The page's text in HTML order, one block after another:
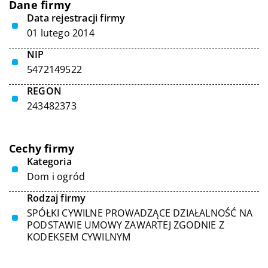
Dane firmy
Data rejestracji firmy
01 lutego 2014
NIP
5472149522
REGON
243482373
Cechy firmy
Kategoria
Dom i ogród
Rodzaj firmy
SPÓŁKI CYWILNE PROWADZĄCE DZIAŁALNOŚĆ NA
PODSTAWIE UMOWY ZAWARTEJ ZGODNIE Z
KODEKSEM CYWILNYM